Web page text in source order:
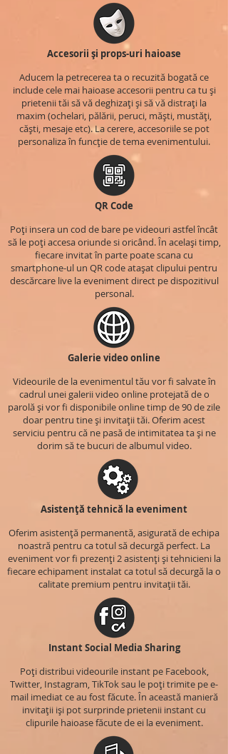
Accesorii și props-uri haioase
Aducem la petrecerea ta o recuzită bogată ce
include cele mai haioase accesorii pentru ca tu și
prietenii tăi să vă deghizați și să vă distrați la
maxim (ochelari, pălării, peruci, măști, mustăți,
căști, mesaje etc). La cerere, accesoriile se pot
personaliza în funcție de tema evenimentului.
QR Code
Poți insera un cod de bare pe videouri astfel încât
să le poți accesa oriunde si oricând. În același timp,
fiecare invitat în parte poate scana cu
smartphone-ul un QR code atașat clipului pentru
descărcare live la eveniment direct pe dispozitivul
personal.
Galerie video online
Videourile de la evenimentul tău vor fi salvate în
cadrul unei galerii video online protejată de o
parolă și vor fi disponibile online timp de 90 de zile
doar pentru tine și invitații tăi. Oferim acest
serviciu pentru că ne pasă de intimitatea ta și ne
dorim să te bucuri de albumul video.
Asistență tehnică la eveniment
Oferim asistență permanentă, asigurată de echipa
noastră pentru ca totul să decurgă perfect. La
eveniment vor fi prezenți 2 asistenți și tehnicieni la
fiecare echipament instalat ca totul să decurgă la o
calitate premium pentru invitații tăi.
Instant Social Media Sharing
Poți distribui videourile instant pe Facebook,
Twitter, Instagram, TikTok sau le poți trimite pe e-
mail imediat ce au fost făcute. În această manieră
invitații iși pot surprinde prietenii instant cu
clipurile haioase făcute de ei la eveniment.